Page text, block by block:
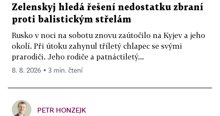
Zelenskyj hledá řešení nedostatku zbraní
proti balistickým střelám
Rusko v noci na sobotu znovu zaútočilo na Kyjev a jeho
okolí. Při útoku zahynul tříletý chlapec se svými
prarodiči. Jeho rodiče a patnáctiletý...
8. 8. 2026 ▪ 3 min. čtení
PETR HONZEJK